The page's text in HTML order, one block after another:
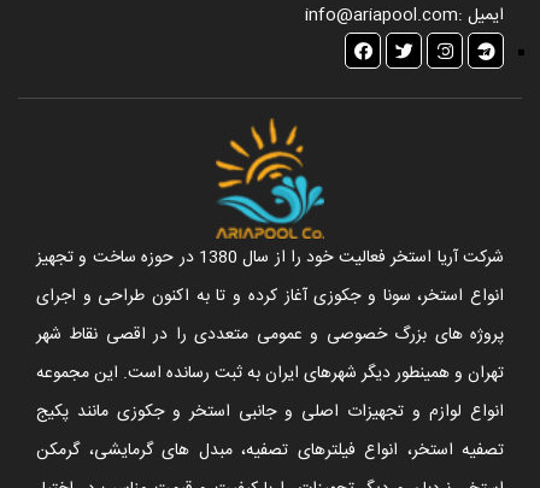
ایمیل :info@ariapool.com
شرکت آریا استخر فعالیت خود را از سال 1380 در حوزه ساخت و تجهیز
انواع استخر، سونا و جکوزی آغاز کرده و تا به اکنون طراحی و اجرای
پروژه های بزرگ خصوصی و عمومی متعددی را در اقصی نقاط شهر
تهران و همینطور دیگر شهرهای ایران به ثبت رسانده است. این مجموعه
انواع لوازم و تجهیزات اصلی و جانبی استخر و جکوزی مانند پکیج
تصفیه استخر، انواع فیلترهای تصفیه، مبدل های گرمایشی، گرمکن